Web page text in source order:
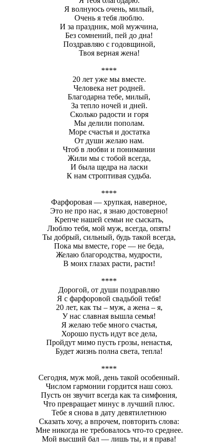
Я волнуюсь очень, милый,
Очень я тебя люблю.
И за праздник, мой мужчина,
Без сомнений, пей до дна!
Поздравляю с годовщиной,
Твоя верная жена!
****
20 лет уже мы вместе.
Человека нет родней.
Благодарна тебе, милый,
За тепло ночей и дней.
Сколько радости и горя
Мы делили пополам.
Море счастья и достатка
От души желаю нам.
Чтоб в любви и понимании
Жили мы с тобой всегда,
И была щедра на ласки
К нам строптивая судьба.
****
Фарфоровая — хрупкая, наверное,
Это не про нас, я знаю достоверно!
Крепче нашей семьи не сыскать,
Люблю тебя, мой муж, всегда, опять!
Ты добрый, сильный, будь такой всегда,
Пока мы вместе, горе — не беда,
Желаю благородства, мудрости,
В моих глазах расти, расти!
****
Дорогой, от души поздравляю
Я с фарфоровой свадьбой тебя!
20 лет, как ты – муж, а жена – я,
У нас славная вышла семья!
Я желаю тебе много счастья,
Хорошо пусть идут все дела,
Пройдут мимо пусть грозы, ненастья,
Будет жизнь полна света, тепла!
****
Сегодня, муж мой, день такой особенный.
Числом гармонии гордится наш союз.
Пусть он звучит всегда как та симфония,
Что превращает минус в лучший плюс.
Тебе я снова в дату девятилетнюю
Сказать хочу, а впрочем, повторить слова:
Мне никогда не требовалось что-то среднее.
Мой высший бал — лишь ты, и я права!